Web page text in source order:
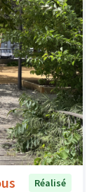
Réalisé